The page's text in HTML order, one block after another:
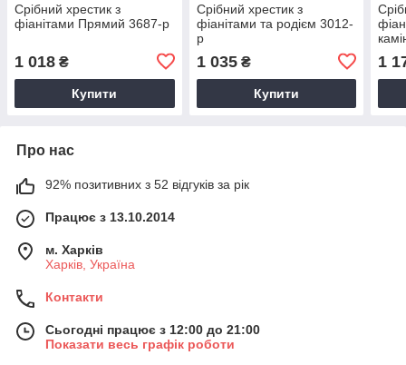
Срібний хрестик з
фіанітами Прямий 3687-р
1 018 ₴
Купити
Срібний хрестик з
фіанітами та родієм 3012-
р
1 035₴
Купити
1
Про нас
92% позитивних з 52 відгуків за рік
Працює з 13.10.2014
м. Харків
Харків, Україна
Контакти
Сьогодні працює з 12:00 до 21:00
Показати весь графік роботи